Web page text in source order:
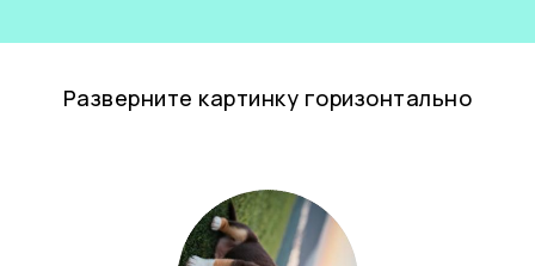
Разверните картинку горизонтально